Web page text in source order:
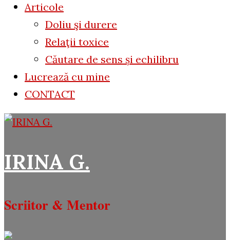
Articole
Doliu şi durere
Relaţii toxice
Căutare de sens și echilibru
Lucrează cu mine
CONTACT
IRINA G.
Scriitor & Mentor